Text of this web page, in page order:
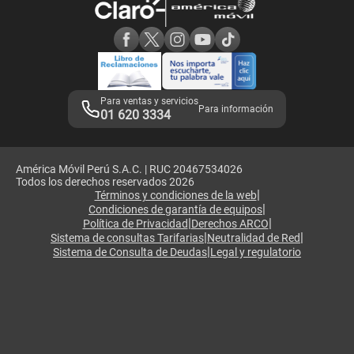
Adquirientes iPhone 6, 6S y SE
Mensaje de Seguridad
Términos y Condiciones de Tienda Claro
Libro de Reclamaciones
Legales de marketplace
Para ventas y servicios
01 620 3334 Para información
América Móvil Perú S.A.C. | RUC 20467534026
Todos los derechos reservados 2026
Términos y condiciones de la web|
Condiciones de garantía de equipos|
Política de Privacidad|Derechos ARCO|
Sistema de consultas Tarifarias|Neutralidad de Red|
Sistema de Consulta de Deudas|Legal y regulatorio